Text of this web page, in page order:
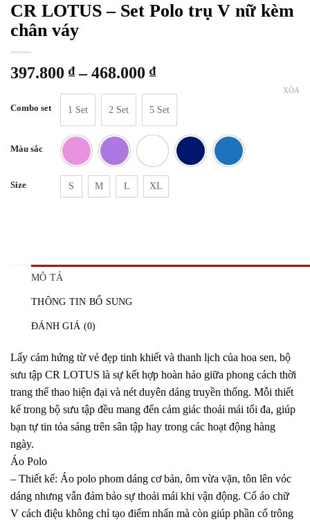
CR LOTUS – Set Polo trụ V nữ kèm
chân váy
397.800 ₫ – 468.000 ₫Khoảng
giá:
từ
397.800 ₫
đến
468.000 ₫
Combo set 1 Set 2 Set 5 Set
Màu sắc
Size S M L XL
XÓA
MÔ TẢ
THÔNG TIN BỔ SUNG
ĐÁNH GIÁ (0)
Lấy cảm hứng từ vẻ đẹp tinh khiết và thanh lịch của hoa sen, bộ
sưu tập CR LOTUS là sự kết hợp hoàn hảo giữa phong cách thời
trang thể thao hiện đại và nét duyên dáng truyền thống. Mỗi thiết
kế trong bộ sưu tập đều mang đến cảm giác thoải mái tối đa, giúp
bạn tự tin tỏa sáng trên sân tập hay trong các hoạt động hàng
ngày.
Áo Polo
– Thiết kế: Áo polo phom dáng cơ bản, ôm vừa vặn, tôn lên vóc
dáng nhưng vẫn đảm bảo sự thoải mái khi vận động. Cổ áo chữ
V cách điệu không chỉ tạo điểm nhấn mà còn giúp phần cổ trông